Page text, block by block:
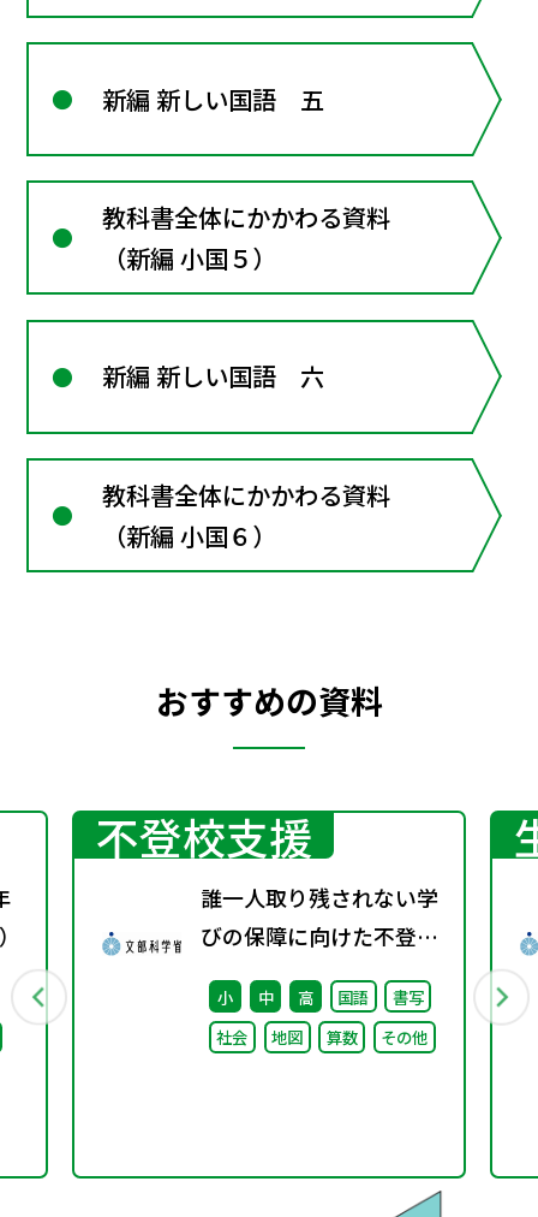
新編 新しい国語 五
教科書全体にかかわる資料
（新編 小国５）
新編 新しい国語 六
教科書全体にかかわる資料
（新編 小国６）
おすすめの資料
不登校支援
誰一人取り残されない学
びの保障に向けた不登校
対策推進本部（第4回）
安心して学べる魅力ある
学校づくりの推進に向け
小 中 高 国語
書写
社会
地図 算数 その他